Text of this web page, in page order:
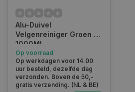
Alu-Duivel
Velgenreiniger Groen |
1000ML
Op voorraad
Op werkdagen voor 14.00
uur besteld, dezelfde dag
verzonden. Boven de 50,-
gratis verzending. (NL & BE)